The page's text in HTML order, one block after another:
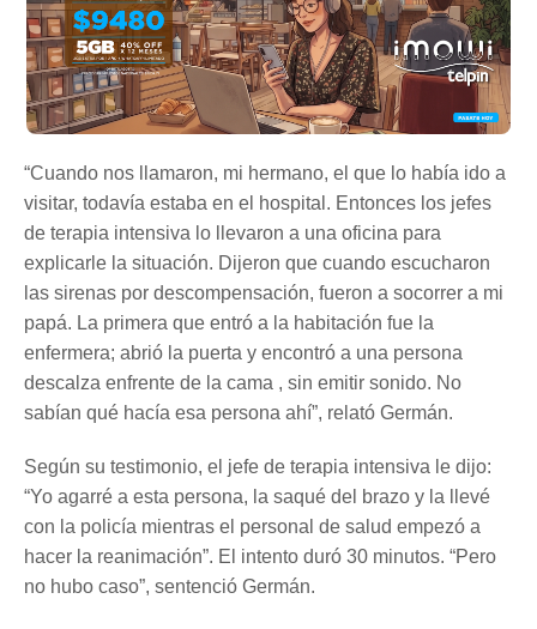
“Cuando nos llamaron, mi hermano, el que lo había ido a
visitar, todavía estaba en el hospital. Entonces los jefes
de terapia intensiva lo llevaron a una oficina para
explicarle la situación. Dijeron que cuando escucharon
las sirenas por descompensación, fueron a socorrer a mi
papá. La primera que entró a la habitación fue la
enfermera; abrió la puerta y encontró a una persona
descalza enfrente de la cama , sin emitir sonido. No
sabían qué hacía esa persona ahí”, relató Germán.
Según su testimonio, el jefe de terapia intensiva le dijo:
“Yo agarré a esta persona, la saqué del brazo y la llevé
con la policía mientras el personal de salud empezó a
hacer la reanimación”. El intento duró 30 minutos. “Pero
no hubo caso”, sentenció Germán.